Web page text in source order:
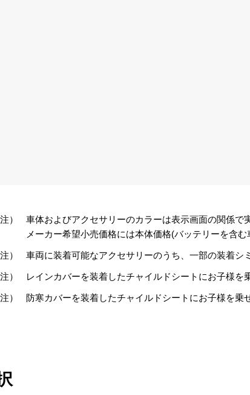
）
車体およびアクセサリーのカラーは表示画面の関係で
メーカー希望小売価格には本体価格(バッテリーを含
） 車両に装着可能なアクセサリーのうち、一部の装着シ
） レインカバーを装着したチャイルドシートにお子様を
） 防寒カバーを装着したチャイルドシートにお子様を乗